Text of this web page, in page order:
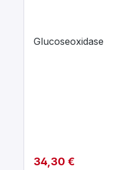
Glucoseoxidase
Regulärer Preis:
34,30 €